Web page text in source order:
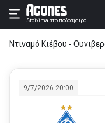
Stoixima στο ποδόσφαιρο
Ντιναμό Κιέβου -
9/7/2026 20:00